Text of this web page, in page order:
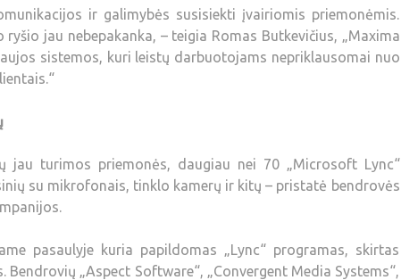
ir galimybės susisiekti įvairiomis priemonėmis.
jau nebepakanka, – teigia Romas Butkevičius, „Maxima
sistemos, kuri leistų darbuotojams nepriklausomai nuo
jau turimos priemonės, daugiau nei 70 „Microsoft Lync“
su mikrofonais, tinklo kamerų ir kitų – pristatė bendrovės
pasaulyje kuria papildomas „Lync“ programas, skirtas
„Aspect Software“, „Convergent Media Systems“,